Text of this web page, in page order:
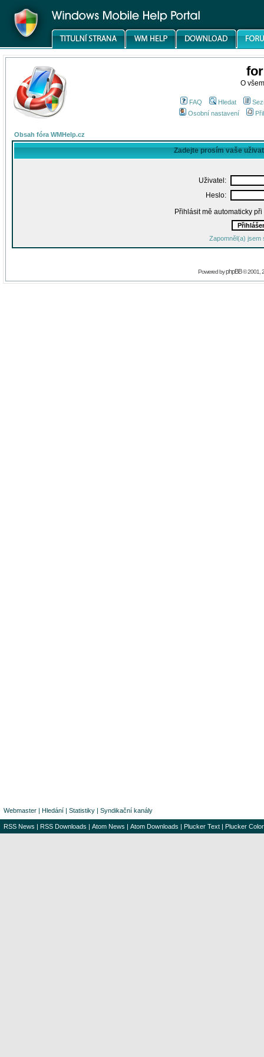
O
FAQ Hledat
Osobní nastavení
Obsah fóra WMHelp.cz
Zadejte prosím vaše
Uživatel:
Heslo:
Přihlásit mě automaticky
Zapomněl(a) jsem
Powered byphpBB© 2001,
Webmaster | Hledání | Statistiky | Syndikační kanály
RSS News | RSS Downloads | Atom News | Atom Downloads | Plucker Text | Plucker Color